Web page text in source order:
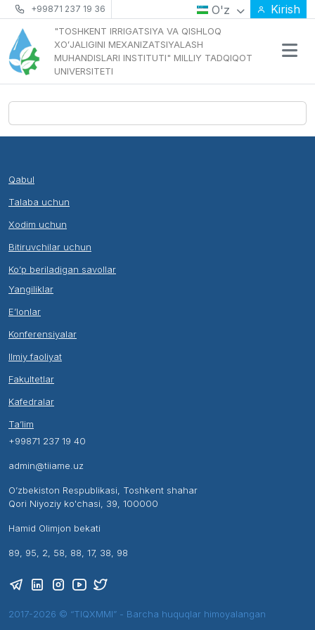
+99871 237 19 36 O'z Kirish
"TOSHKENT IRRIGATSIYA VA QISHLOQ
XOʻJALIGINI MEXANIZATSIYALASH
MUHANDISLARI INSTITUTI" MILLIY TADQIQOT
UNIVERSITETI
Qabul
Talaba uchun
Xodim uchun
Bitiruvchilar uchun
Ko’p beriladigan savollar
Yangiliklar
E’lonlar
Konferensiyalar
Ilmiy faoliyat
Fakultetlar
Kafedralar
Ta’lim
+99871 237 19 40
admin@tiiame.uz
O’zbekiston Respublikasi, Toshkent shahar
Qori Niyoziy ko'chasi, 39, 100000
Hamid Olimjon bekati
89, 95, 2, 58, 88, 17, 38, 98
2017-2026 © “TIQXMMI” - Barcha huquqlar himoyalangan